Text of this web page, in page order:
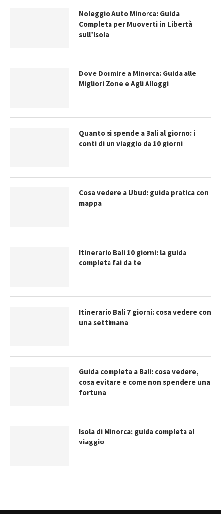
Noleggio Auto Minorca: Guida
Completa per Muoverti in Libertà
sull’Isola
Dove Dormire a Minorca: Guida alle
Migliori Zone e Agli Alloggi
Quanto si spende a Bali al giorno: i
conti di un viaggio da 10 giorni
Cosa vedere a Ubud: guida pratica con
mappa
Itinerario Bali 10 giorni: la guida
completa fai da te
Itinerario Bali 7 giorni: cosa vedere con
una settimana
Guida completa a Bali: cosa vedere,
cosa evitare e come non spendere una
fortuna
Isola di Minorca: guida completa al
viaggio